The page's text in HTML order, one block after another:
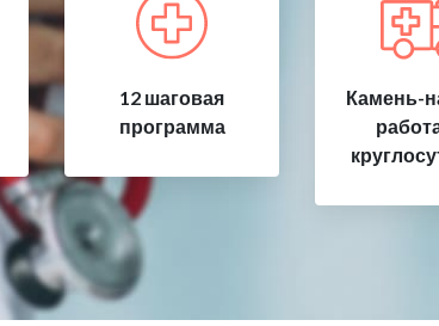
12 шаговая
программа
Камень-